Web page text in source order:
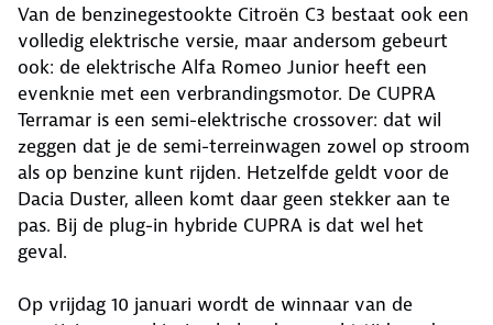
Van de benzinegestookte Citroën C3 bestaat ook een
volledig elektrische versie, maar andersom gebeurt
ook: de elektrische Alfa Romeo Junior heeft een
evenknie met een verbrandingsmotor. De CUPRA
Terramar is een semi-elektrische crossover: dat wil
zeggen dat je de semi-terreinwagen zowel op stroom
als op benzine kunt rijden. Hetzelfde geldt voor de
Dacia Duster, alleen komt daar geen stekker aan te
pas. Bij de plug-in hybride CUPRA is dat wel het
geval.
Op vrijdag 10 januari wordt de winnaar van de